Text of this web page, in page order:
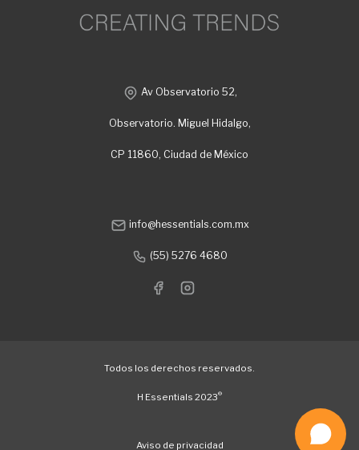
Av Observatorio 52,
Observatorio. Miguel Hidalgo,
CP 11860, Ciudad de México
info@hessentials.com.mx
(55) 5276 4680
Todos los derechos reservados.
H Essentials 2023®
Aviso de privacidad